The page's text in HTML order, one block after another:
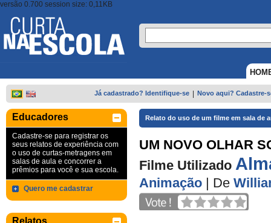
versão 0.700 session size: 0,11KB
Já cadastrado? Identifique-se Novo aqui? Cadastre-
Educadores
Cadastre-se para registrar os
seus relatos de experiência com
o uso de curtas-metragens em
salas de aula e concorrer a
prêmios para você e sua escola.
Quero me cadastrar
Relatos
Relato do uso de um filme em sala de
UM NOVO OLHAR
Filme Utilizado
Animação De